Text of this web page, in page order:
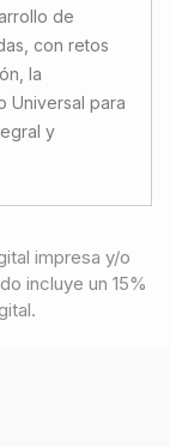
de
con retos
la
Universal para
y
impresa y/o
incluye un 15%